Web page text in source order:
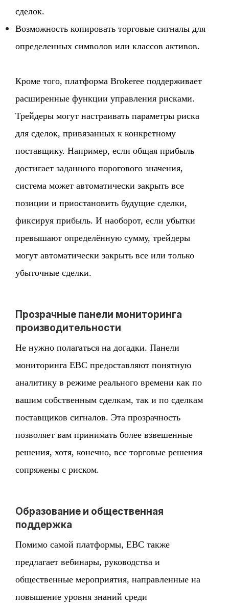
сделок.
Возможность копировать торговые сигналы для
определенных символов или классов активов.
Кроме того, платформа Brokeree поддерживает
расширенные функции управления рисками.
Трейдеры могут настраивать параметры риска
для сделок, привязанных к конкретному
поставщику. Например, если общая прибыль
достигает заданного порогового значения,
система может автоматически закрыть все
позиции и приостановить будущие сделки,
фиксируя прибыль. И наоборот, если убытки
превышают определённую сумму, трейдеры
могут автоматически закрыть все или только
убыточные сделки.
Прозрачные панели мониторинга
производительности
Не нужно полагаться на догадки. Панели
мониторинга EBC предоставляют понятную
аналитику в режиме реального времени как по
вашим собственным сделкам, так и по сделкам
поставщиков сигналов. Эта прозрачность
позволяет вам принимать более взвешенные
решения, хотя, конечно, все торговые решения
сопряжены с риском.
Образование и общественная
поддержка
Помимо самой платформы, EBC также
предлагает вебинары, руководства и
общественные мероприятия, направленные на
повышение уровня знаний среди